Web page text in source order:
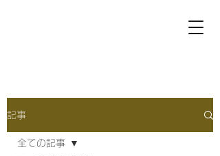
記事
全ての記事